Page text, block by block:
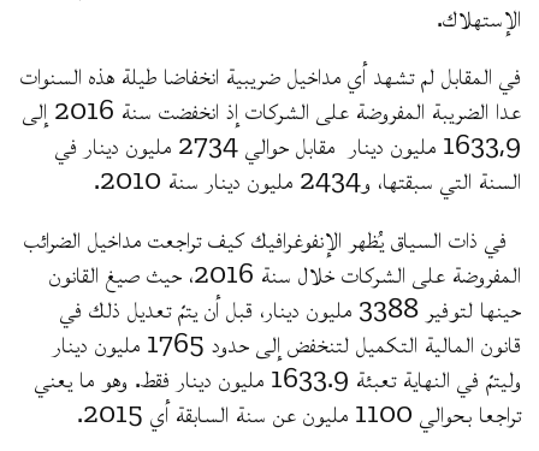
الإستهلاك.
في المقابل لم تشهد أي مداخيل ضريبية انخفاضا طيلة هذه السنوات
عدا الضريبة المفروضة على الشركات إذ انخفضت سنة 2016 إلى
1633,9 مليون دينار مقابل حوالي 2734 مليون دينار في
السنة التي سبقتها، و2434 مليون دينار سنة 2010.
في ذات السياق يُظهر الإنفوغرافيك كيف تراجعت مداخيل الضرائب
المفروضة على الشركات خلال سنة 2016، حيث صيغ القانون
حينها لتوفير 3388 مليون دينار، قبل أن يتمّ تعديل ذلك في
قانون المالية التكميل لتنخفض إلى حدود 1765 مليون دينار
وليتمّ في النهاية تعبئة 1633.9 مليون دينار فقط. وهو ما يعني
تراجعا بـحوالي 1100 مليون عن سنة السابقة أي 2015.